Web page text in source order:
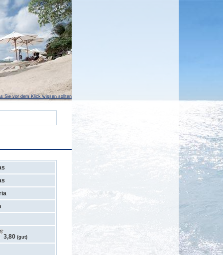
Sie vor dem Klick wissen sollten
3,80 (gut)